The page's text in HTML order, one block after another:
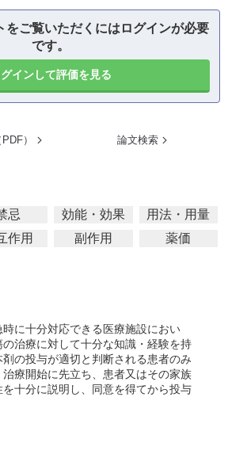
をご覧いただくにはログインが必要
です。
グインして評価を見る
） 論文検索
忌 効能・効果
用法・用量
作用 副作用 薬価
に十分対応できる医療施設におい
治療に対して十分な知識・経験を持
の投与が適切と判断される患者のみ
療開始に先立ち、患者又はその家族
十分に説明し、同意を得てから投与